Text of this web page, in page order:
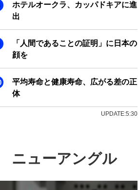
ホテルオークラ、カッパドキアに進
出
「人間であることの証明」に日本の
顔を
平均寿命と健康寿命、広がる差の正
体
UPDATE:5:30
ニューアングル